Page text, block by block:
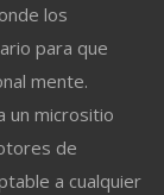
los
para que
mente.
un micrositio
de
a cualquier